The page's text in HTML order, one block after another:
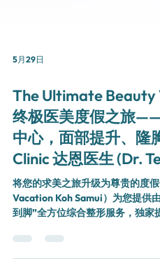
The Ultimate
终极医美度假之旅
中心，面部提升、隆
Clinic 达恩医生 (Dr.
将您的求美之旅升级为尊贵的度
Vacation Koh Samui）为您提供
到脚”全方位综合整形服务，独